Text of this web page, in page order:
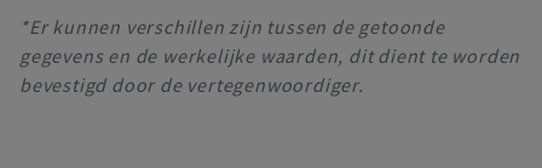
*Er kunnen verschillen zijn tussen de getoonde
gegevens en de werkelijke waarden, dit dient te worden
bevestigd door de vertegenwoordiger.